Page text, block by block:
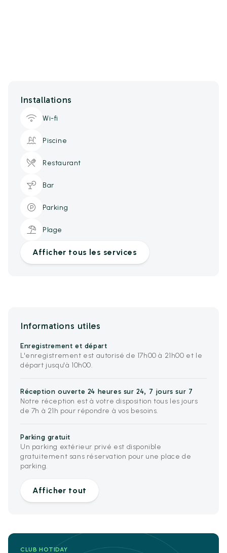
Installations
Wi-fi
Piscine
Restaurant
Bar
Parking
Plage
Afficher tous les services
Informations utiles
Enregistrement et départ
L'enregistrement est autorisé de 17h00 à 21h00 et le
départ jusqu'à 10h00.
Réception ouverte 24 heures sur 24, 7 jours sur 7
Notre réception est à votre disposition tous les jours
de 7h à 21h pour répondre à vos besoins.
Parking gratuit
Un parking extérieur privé est disponible
gratuitement sans réservation pour une place de
parking.
Afficher tout
CLUB HOTIDAY